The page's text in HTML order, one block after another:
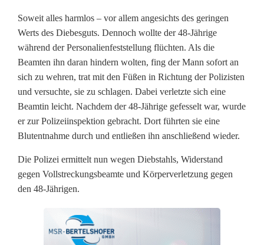
n
e
r
S
c
h
d
e
Soweit alles harmlos – vor allem angesichts des geringen
Werts des Diebesguts. Dennoch wollte der 48-Jährige
während der Personalienfeststellung flüchten. Als die
Beamten ihn daran hindern wolten, fing der Mann sofort an
sich zu wehren, trat mit den Füßen in Richtung der Polizisten
und versuchte, sie zu schlagen. Dabei verletzte sich eine
Beamtin leicht. Nachdem der 48-Jährige gefesselt war, wurde
er zur Polizeiinspektion gebracht. Dort führten sie eine
Blutentnahme durch und entließen ihn anschließend wieder.
Die Polizei ermittelt nun wegen Diebstahls, Widerstand
gegen Vollstreckungsbeamte und Körperverletzung gegen
den 48-Jährigen.